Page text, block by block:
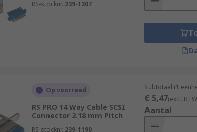
RS-stocknr. 239-1207
Op voorraad
RS PRO 14 Way Cable SCSI
Connector 2.18 mm Pitch
RS-stocknr. 239-1190
Subtotaal (1
€ 5,47(excl.
Aantal